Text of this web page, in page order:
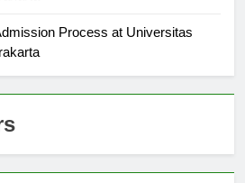
Process at Universitas